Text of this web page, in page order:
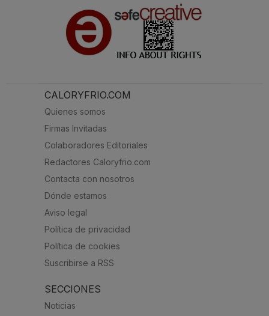
CALORYFRIO.COM
Quienes somos
Firmas Invitadas
Colaboradores Editoriales
Redactores Caloryfrio.com
Contacta con nosotros
Dónde estamos
Aviso legal
Política de privacidad
Política de cookies
Suscribirse a RSS
SECCIONES
Noticias